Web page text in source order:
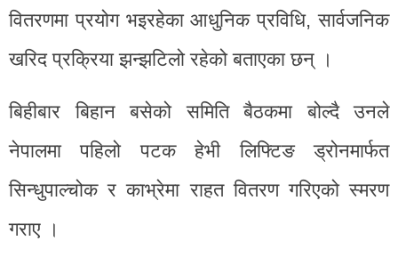
वितरणमा प्रयोग भइरहेका आधुनिक प्रविधि, सार्वजनिक
खरिद प्रक्रिया झन्झटिलो रहेको बताएका छन् ।
बिहीबार बिहान बसेको समिति बैठकमा बोल्दै उनले
नेपालमा पहिलो पटक हेभी लिफ्टिङ ड्रोनमार्फत
सिन्धुपाल्चोक र काभ्रेमा राहत वितरण गरिएको स्मरण
गराए ।